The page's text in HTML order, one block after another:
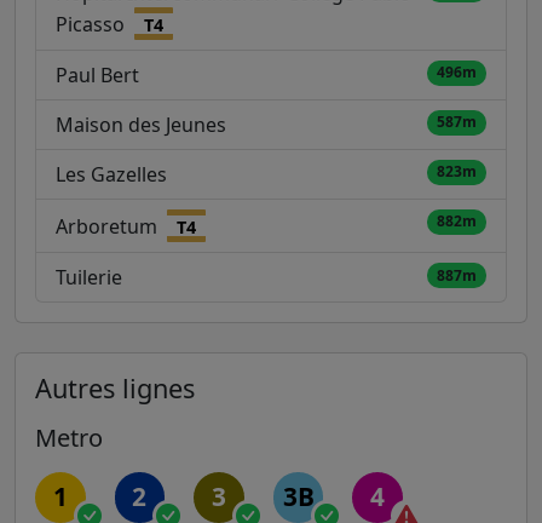
Picasso
T4
Paul Bert 496m
Maison des Jeunes 587m
Les Gazelles 823m
Arboretum T4 882m
Tuilerie 887m
Autres lignes
Metro
1 2 3 3B 4